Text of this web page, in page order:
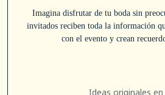
Imagina disfrutar de tu boda sin
invitados reciben toda la información
con el evento y crean
Ideas originales en